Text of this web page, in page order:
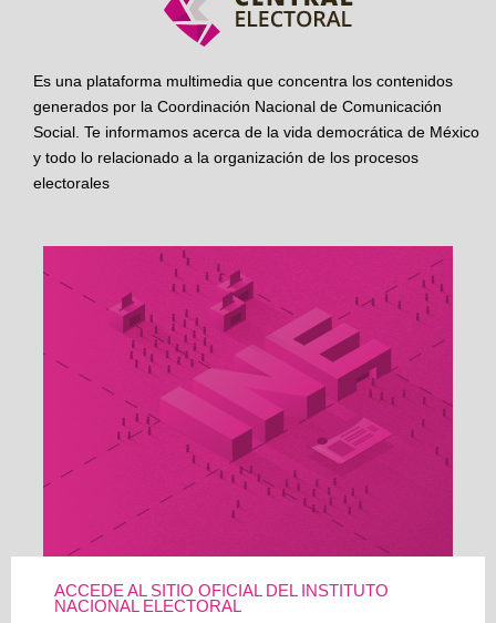
Es una plataforma multimedia que concentra los contenidos
generados por la Coordinación Nacional de Comunicación
Social. Te informamos acerca de la vida democrática de México
y todo lo relacionado a la organización de los procesos
electorales
ACCEDE AL SITIO OFICIAL DEL INSTITUTO
NACIONAL ELECTORAL